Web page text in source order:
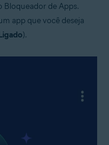
Bloqueador de Apps.
app que você deseja
).